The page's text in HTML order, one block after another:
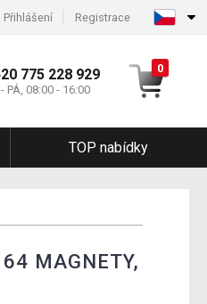
Přihlášení Registrace
775 228 929
- PÁ, 08:00 - 16:00
0
TOP nabídky
MAGNETY,